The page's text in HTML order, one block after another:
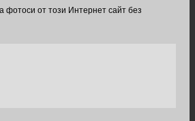
фотоси от този Интернет сайт без